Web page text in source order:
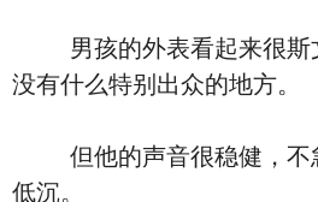
男孩的外表看起来很斯
没有什么特别出众的地方。
但他的声音很稳健，不
低沉。